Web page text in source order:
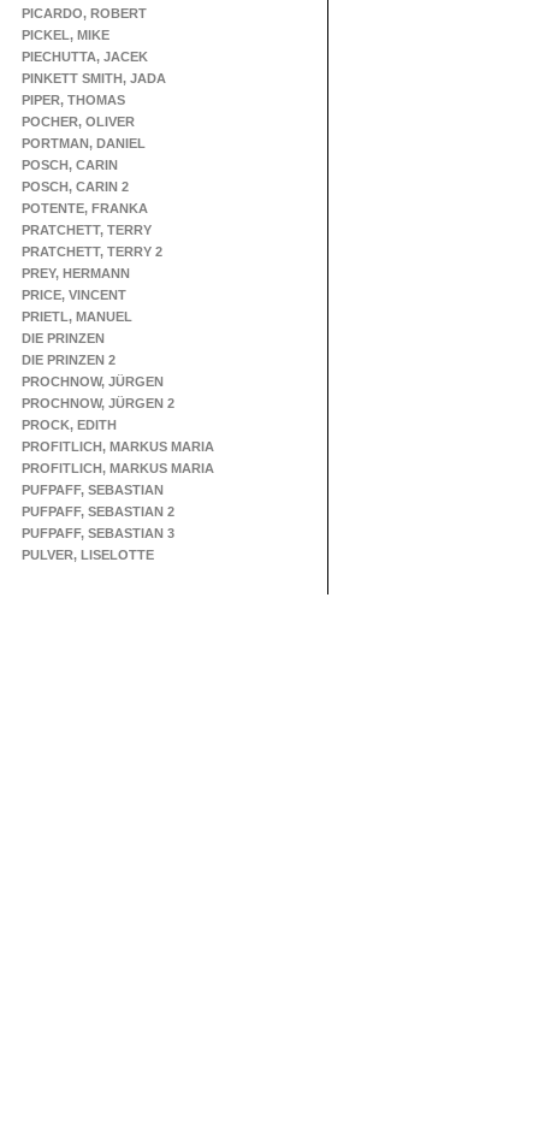
PICARDO, ROBERT
PICKEL, MIKE
PIECHUTTA, JACEK
PINKETT SMITH, JADA
PIPER, THOMAS
POCHER, OLIVER
PORTMAN, DANIEL
POSCH, CARIN
POSCH, CARIN 2
POTENTE, FRANKA
PRATCHETT, TERRY
PRATCHETT, TERRY 2
PREY, HERMANN
PRICE, VINCENT
PRIETL, MANUEL
DIE PRINZEN
DIE PRINZEN 2
PROCHNOW, JÜRGEN
PROCHNOW, JÜRGEN 2
PROCK, EDITH
PROFITLICH, MARKUS MARIA
PROFITLICH, MARKUS MARIA
PUFPAFF, SEBASTIAN
PUFPAFF, SEBASTIAN 2
PUFPAFF, SEBASTIAN 3
PULVER, LISELOTTE